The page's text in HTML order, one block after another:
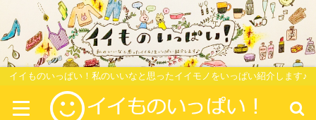
イイものいっぱい！私のいいなと思ったイイモノをいっぱい紹介します♪